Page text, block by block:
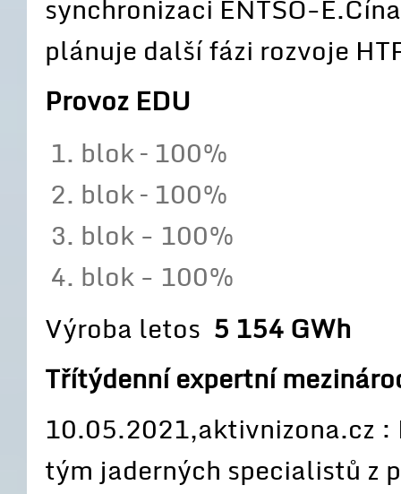
synchronizaci ENTSO-
plánuje další fázi rozvoje
Provoz EDU
blok – 100%
blok – 100%
blok - 100%
blok - 100%
Výroba letos 5 154 GWh
Třítýdenní expertní
10.05.2021,aktivnizona.cz :
tým jaderných specialistů z